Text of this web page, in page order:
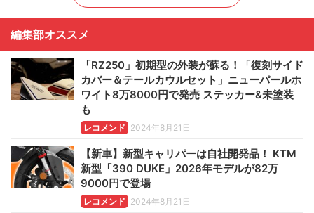
編集部オススメ
「RZ250」初期型の外装が蘇る！「復刻サイド
カバー＆テールカウルセット」ニューパールホ
ワイト8万8000円で発売 ステッカー&未塗装
も
レコメンド 2024年8月21日
【新車】新型キャリパーは自社開発品！ KTM
新型「390 DUKE」2026年モデルが82万
9000円で登場
レコメンド 2024年8月21日